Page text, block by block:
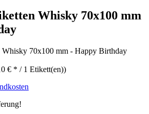
Whisky 70x100 mm
€ * / 1 Etikett(en))